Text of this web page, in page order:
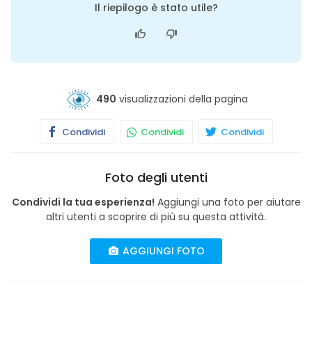
Il riepilogo è stato utile?
490 visualizzazioni della pagina
Condividi Condividi Condividi
Foto degli utenti
Condividi la tua esperienza! Aggiungi una foto per aiutare
altri utenti a scoprire di più su questa attività.
AGGIUNGI FOTO